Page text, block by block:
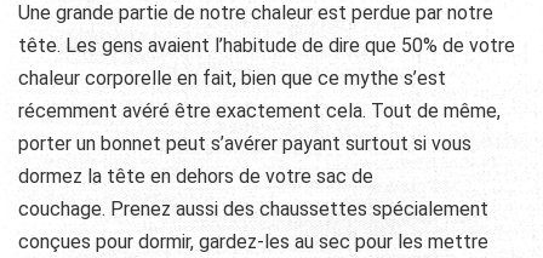
Une grande partie de notre chaleur est perdue par notre
tête. Les gens avaient l’habitude de dire que 50% de votre
chaleur corporelle en fait, bien que ce mythe s’est
récemment avéré être exactement cela. Tout de même,
porter un bonnet peut s’avérer payant surtout si vous
dormez la tête en dehors de votre sac de
couchage. Prenez aussi des chaussettes spécialement
conçues pour dormir, gardez-les au sec pour les mettre